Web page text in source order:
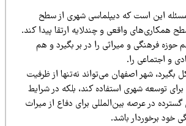
است که دیپلماسی شهری از سطح
واقعی و چندلایه ارتقا پیدا کند.
و میراثی را در بر بگیرد و هم
را.
شهر اصفهان می‌تواند نه‌تنها از ظرفیت
شهری استفاده کند، بلکه در شرایط
در عرصه بین‌المللی برای دفاع از میراث
باشد.